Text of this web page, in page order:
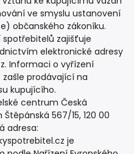
ve smyslu ustanovení
e) občanského zákoníku.
zajišťuje
elektronické adresy
Informaci o vyřízení
prodávající na
kupujícího.
centrum Česká
567/15, 120 00
adresa:
je